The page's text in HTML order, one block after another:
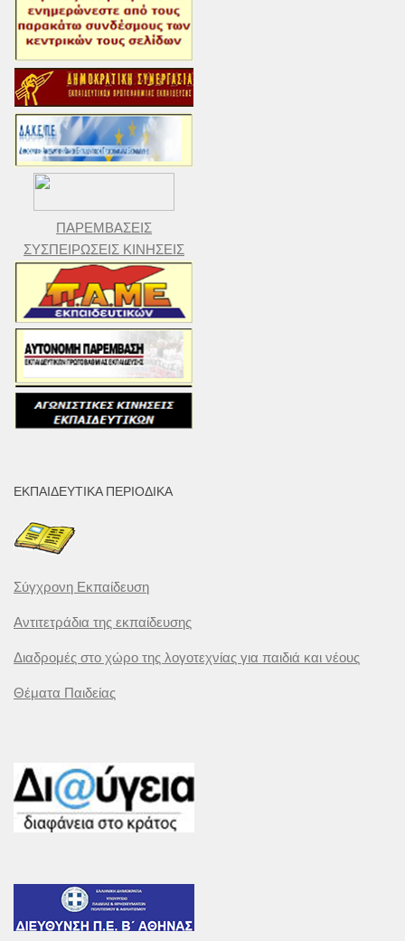
ΠΑΡΕΜΒΑΣΕΙΣ
ΣΥΣΠΕΙΡΩΣΕΙΣ ΚΙΝΗΣΕΙΣ
ΕΚΠΑΙΔΕΥΤΙΚΆ ΠΕΡΙΟΔΙΚΆ
Σύγχρονη Εκπαίδευση
Αντιτετράδια της εκπαίδευσης
Διαδρομές στο χώρο της λογοτεχνίας για παιδιά και νέους
Θέματα Παιδείας